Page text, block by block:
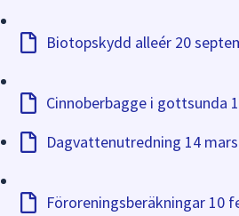
Biotopskydd alleér 20
Cinnoberbagge i gottsunda
Dagvattenutredning 14 mars
Föroreningsberäkningar 10